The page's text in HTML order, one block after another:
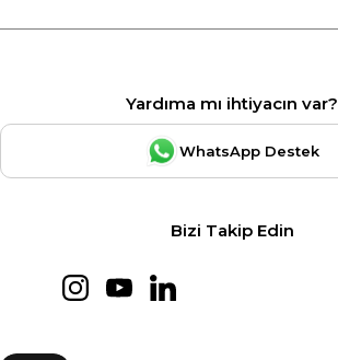
Yardıma mı ihtiyacın var?
WhatsApp Destek
Bizi Takip Edin